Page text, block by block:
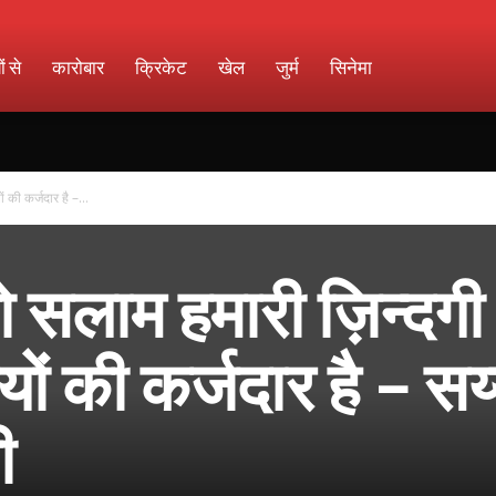
से कारोबार क्रिकेट खेल जुर्म सिनेमा
की कर्जदार है –...
हमारी ज़िन्दगी
की कर्जदार है –